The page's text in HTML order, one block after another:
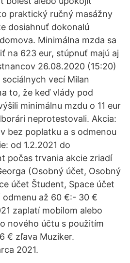
praktický ručný masážny
dosiahnuť dokonalú
Minimálna mzda sa
na 623 eur, stúpnuť majú aj
26.08.2020 (15:20)
vecí Milan
to, že keď vlády pod
minimálnu mzdu o 11 eur
neprotestovali. Akcia:
bez poplatku a s odmenou
od 1.2.2021 do
počas trvania akcie zriadí
(Osobný účet, Osobný
účet Študent, Space účet
až 60 €:- 30 €
zaplatí mobilom alebo
nového účtu s použitím
€ zľava Muziker.
2021.